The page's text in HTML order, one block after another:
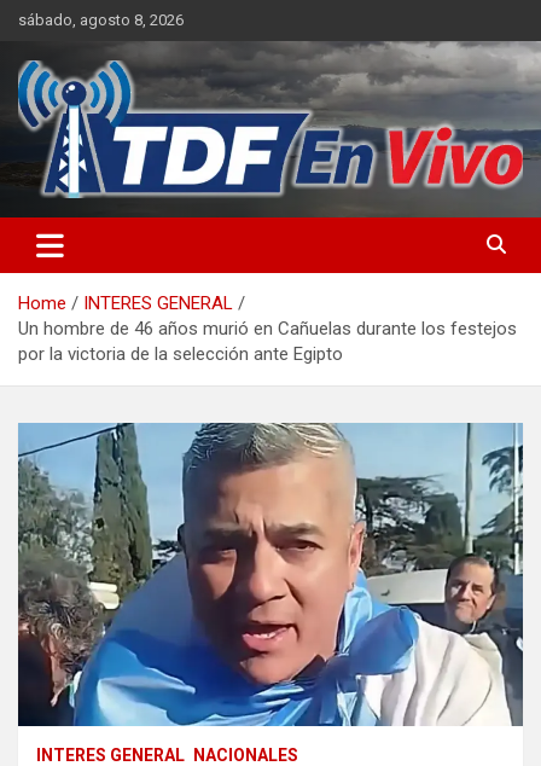
Skip
content
sábado, agosto 8, 2026
Home
INTERES GENERAL
Un hombre de 46 años murió en Cañuelas durante los festejos
por la victoria de la selección ante Egipto
INTERES GENERAL NACIONALES